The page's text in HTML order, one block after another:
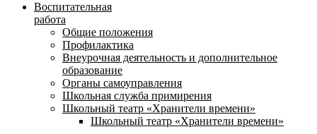
Воспитательная
работа
Общие положения
Профилактика
Внеурочная деятельность и дополнительное
образование
Органы самоуправления
Школьная служба примирения
Школьный театр «Хранители времени»
Школьный театр «Хранители времени»